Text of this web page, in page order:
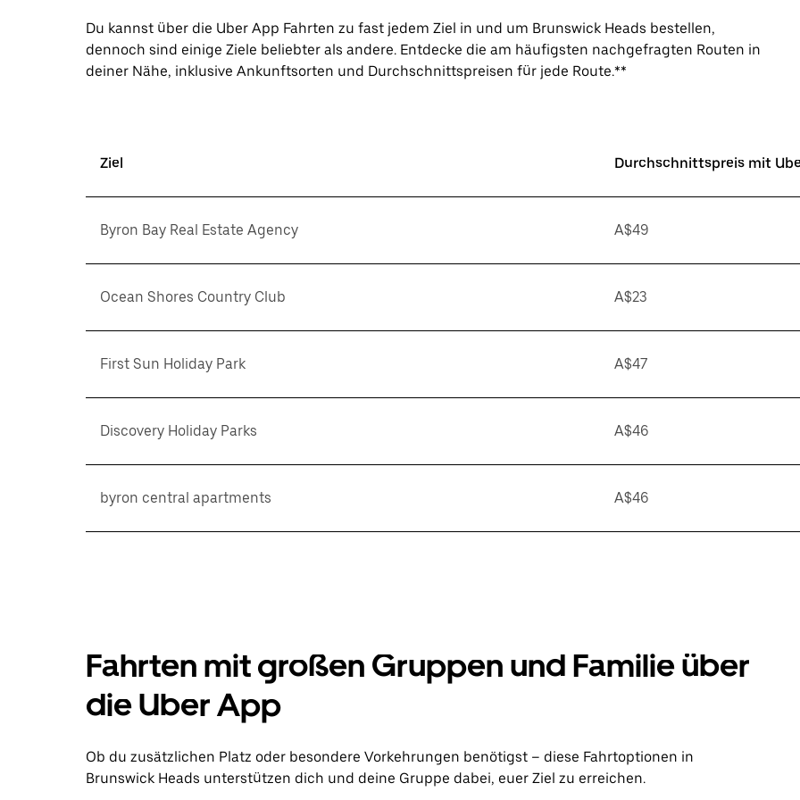
Du kannst über die Uber App Fahrten zu fast jedem Ziel in und um Brunswick Heads bestellen,
dennoch sind einige Ziele beliebter als andere. Entdecke die am häufigsten nachgefragten Routen in
deiner Nähe, inklusive Ankunftsorten und Durchschnittspreisen für jede Route.**
Ziel Durchschnittspreis mit
Byron Bay Real Estate Agency A$49
Ocean Shores Country Club A$23
First Sun Holiday Park A$47
Discovery Holiday Parks A$46
byron central apartments A$46
Fahrten mit großen Gruppen und Familie über
die Uber App
Ob du zusätzlichen Platz oder besondere Vorkehrungen benötigst – diese Fahrtoptionen in
Brunswick Heads unterstützen dich und deine Gruppe dabei, euer Ziel zu erreichen.